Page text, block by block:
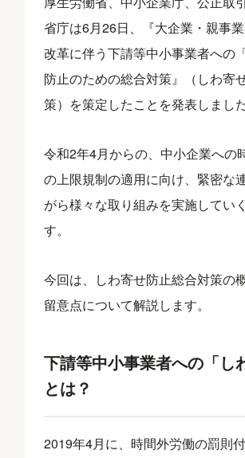
省庁は6月26日、『大企業・親事
改革に伴う下請等中小事業者への
防止のための総合対策』（しわ寄
策）を策定したことを発表しました
令和2年4月からの、中小企業への
の上限規制の適用に向け、緊密な
がら様々な取り組みを実施してい
す。
今回は、しわ寄せ防止総合対策の
留意点について解説します。
下請等中小事業者への「し
とは？
2019年4月に、時間外労働の罰則